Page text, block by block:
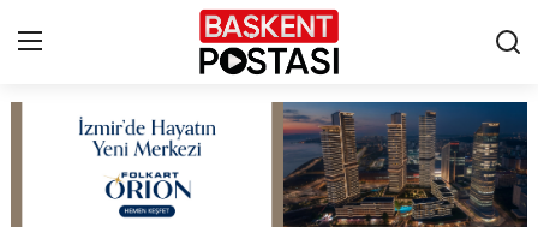
Çerez Politikası